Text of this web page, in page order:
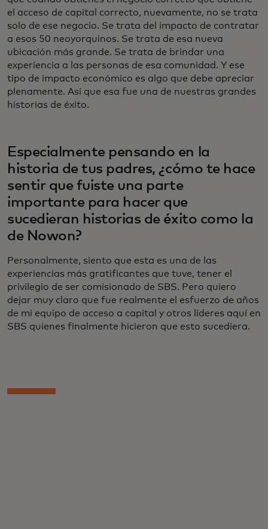
el acceso de capital correcto, nuevamente, no se trata
solo de ese negocio. Se trata del impacto de contratar
a esos 50 neoyorquinos. Se trata de esa nueva
ubicación más grande. Se trata de brindar una
experiencia a las personas de esa comunidad. Y ese
tipo de impacto económico es algo que debe apreciar
plenamente. Así que esa fue una de nuestras grandes
historias de éxito.
Especialmente pensando en la
historia de tus padres, ¿cómo te hace
sentir que fuiste una parte
importante para hacer que
sucedieran historias de éxito como la
de Nowon?
Personalmente, siento que esta es una de las
experiencias más gratificantes que tuve, tener el
privilegio de ser comisionado de SBS. Pero quiero
dejar muy claro que fue realmente el esfuerzo de años
de mi equipo de acceso a capital y otros líderes aquí en
SBS quienes finalmente hicieron que esto sucediera.